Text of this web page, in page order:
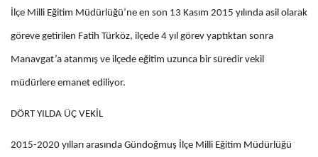
İlçe Milli Eğitim Müdürlüğü’ne en son 13 Kasım 2015 yılında asil olarak
göreve getirilen Fatih Türköz, ilçede 4 yıl görev yaptıktan sonra
Manavgat’a atanmış ve ilçede eğitim uzunca bir süredir vekil
müdürlere emanet ediliyor.
DÖRT YILDA ÜÇ VEKİL
2015-2020 yılları arasında Gündoğmuş İlçe Milli Eğitim Müdürlüğü